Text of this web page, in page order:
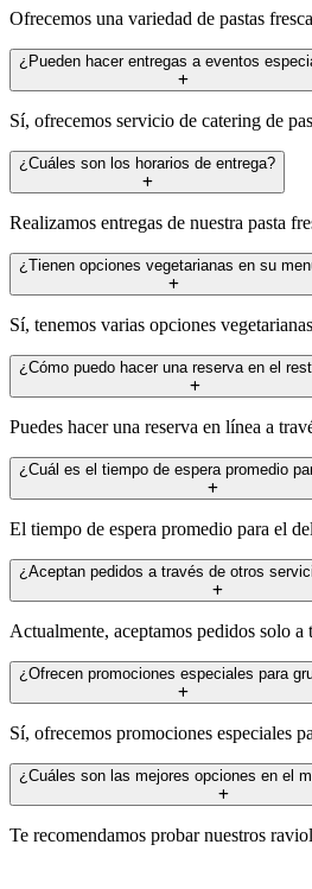
Ofrecemos una variedad de pastas
¿Pueden hacer entregas a eventos
Sí, ofrecemos servicio de catering de
¿Cuáles son los horarios de entrega?
Realizamos entregas de nuestra pasta
¿Tienen opciones vegetarianas en su
Sí, tenemos varias opciones
¿Cómo puedo hacer una reserva en el
Puedes hacer una reserva en línea a
¿Cuál es el tiempo de espera promedio
El tiempo de espera promedio para el
¿Aceptan pedidos a través de otros
Actualmente, aceptamos pedidos solo
¿Ofrecen promociones especiales para
Sí, ofrecemos promociones especiales
¿Cuáles son las mejores opciones en el
Te recomendamos probar nuestros